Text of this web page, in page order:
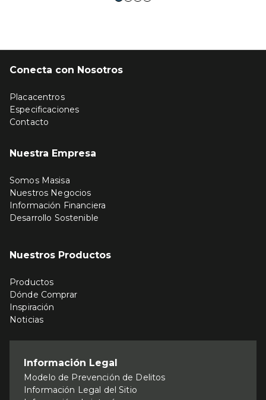
Conecta con Nosotros
Placacentros
Especificaciones
Contacto
Nuestra Empresa
Somos Masisa
Nuestros Negocios
Información Financiera
Desarrollo Sostenible
Nuestros Productos
Productos
Dónde Comprar
Inspiración
Noticias
Información Legal
Modelo de Prevención de Delitos
Información Legal del Sitio